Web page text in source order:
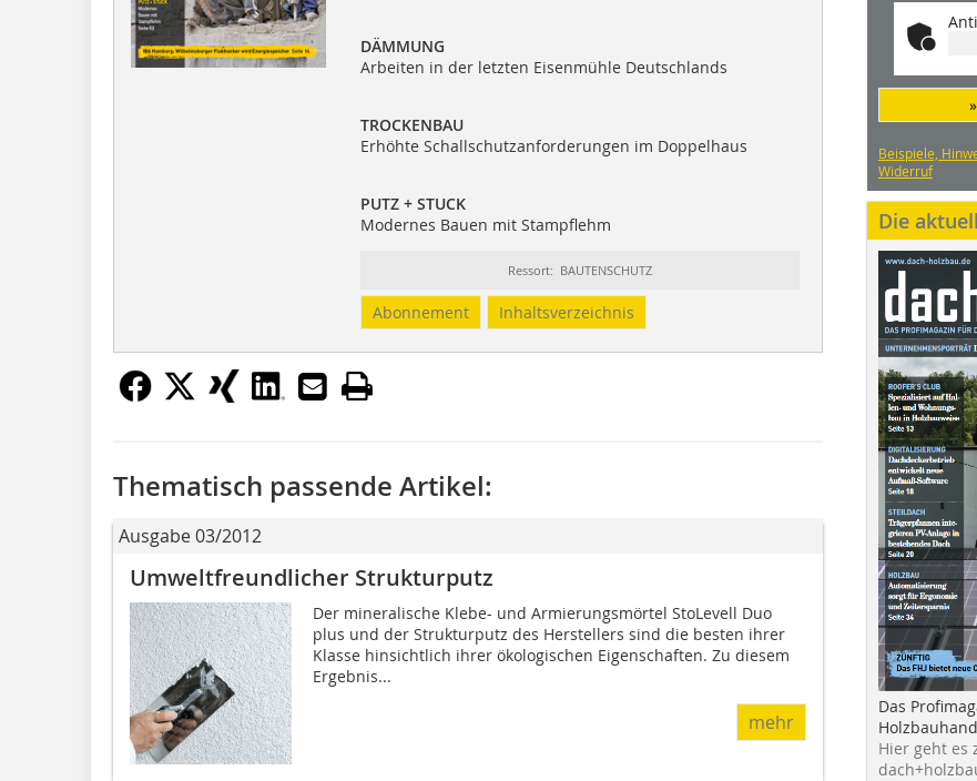
DÄMMUNG
Arbeiten in der letzten Eisenmühle Deutschlands
TROCKENBAU
Erhöhte Schallschutzanforderungen im Doppelhaus
PUTZ + STUCK
Modernes Bauen mit Stampflehm
Ressort: BAUTENSCHUTZ
Abonnement Inhaltsverzeichnis
Thematisch passende Artikel:
Ausgabe 03/2012
Umweltfreundlicher Strukturputz
Der mineralische Klebe- und Armierungsmörtel StoLevell Duo
plus und der Strukturputz des Herstellers sind die besten ihrer
Klasse hinsichtlich ihrer ökologischen Eigenschaften. Zu diesem
Ergebnis...
mehr
Beispiele,
Widerruf
Die
Das
Hier geht es